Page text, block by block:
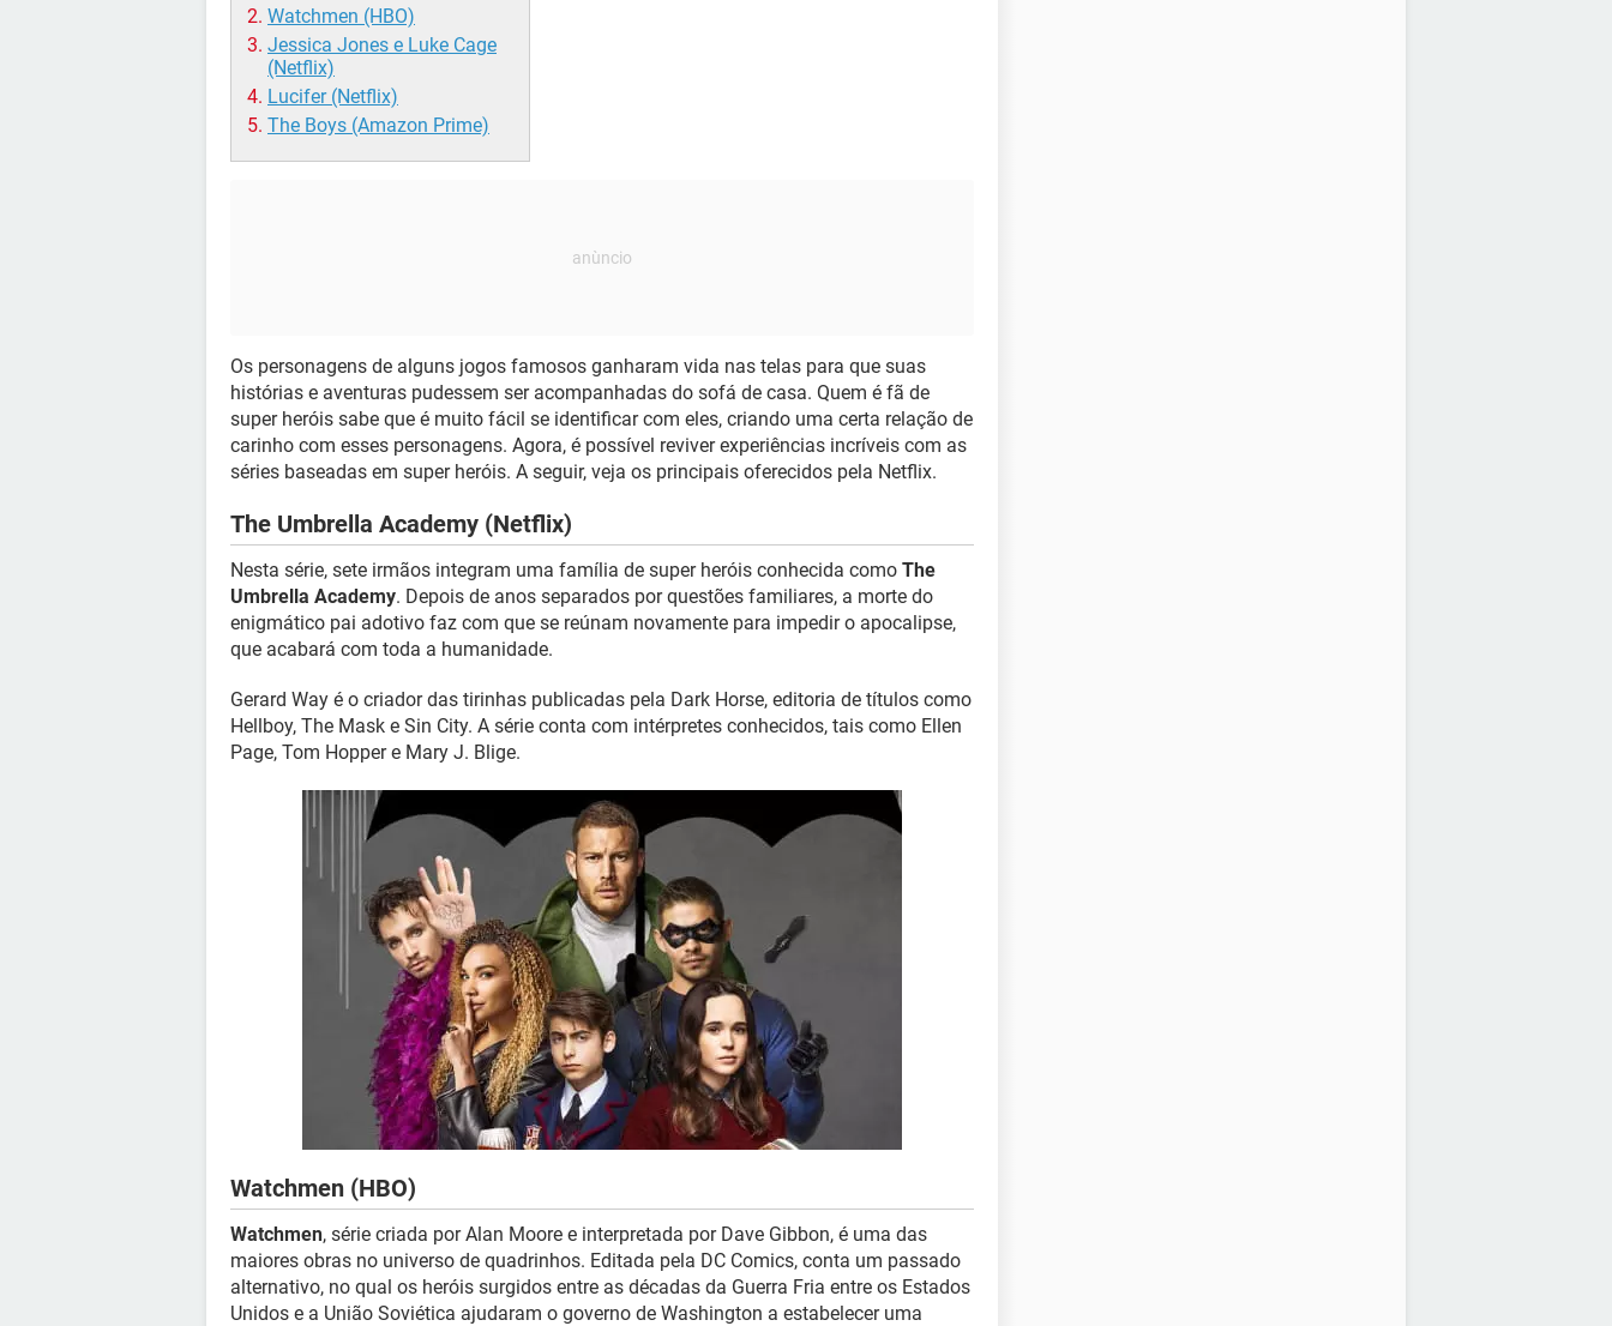
Watchmen (HBO)
Jessica Jones e Luke Cage
(Netflix)
Lucifer (Netflix)
The Boys (Amazon Prime)
Os personagens de alguns jogos famosos ganharam vida nas telas para que suas
histórias e aventuras pudessem ser acompanhadas do sofá de casa. Quem é fã de
super heróis sabe que é muito fácil se identificar com eles, criando uma certa relação de
carinho com esses personagens. Agora, é possível reviver experiências incríveis com as
séries baseadas em super heróis. A seguir, veja os principais oferecidos pela Netflix.
The Umbrella Academy (Netflix)
Nesta série, sete irmãos integram uma família de super heróis conhecida como The
Umbrella Academy. Depois de anos separados por questões familiares, a morte do
enigmático pai adotivo faz com que se reúnam novamente para impedir o apocalipse,
que acabará com toda a humanidade.
Gerard Way é o criador das tirinhas publicadas pela Dark Horse, editoria de títulos como
Hellboy, The Mask e Sin City. A série conta com intérpretes conhecidos, tais como Ellen
Page, Tom Hopper e Mary J. Blige.
Watchmen (HBO)
Watchmen, série criada por Alan Moore e interpretada por Dave Gibbon, é uma das
maiores obras no universo de quadrinhos. Editada pela DC Comics, conta um passado
alternativo, no qual os heróis surgidos entre as décadas da Guerra Fria entre os Estados
Unidos e a União Soviética ajudaram o governo de Washington a estabelecer uma